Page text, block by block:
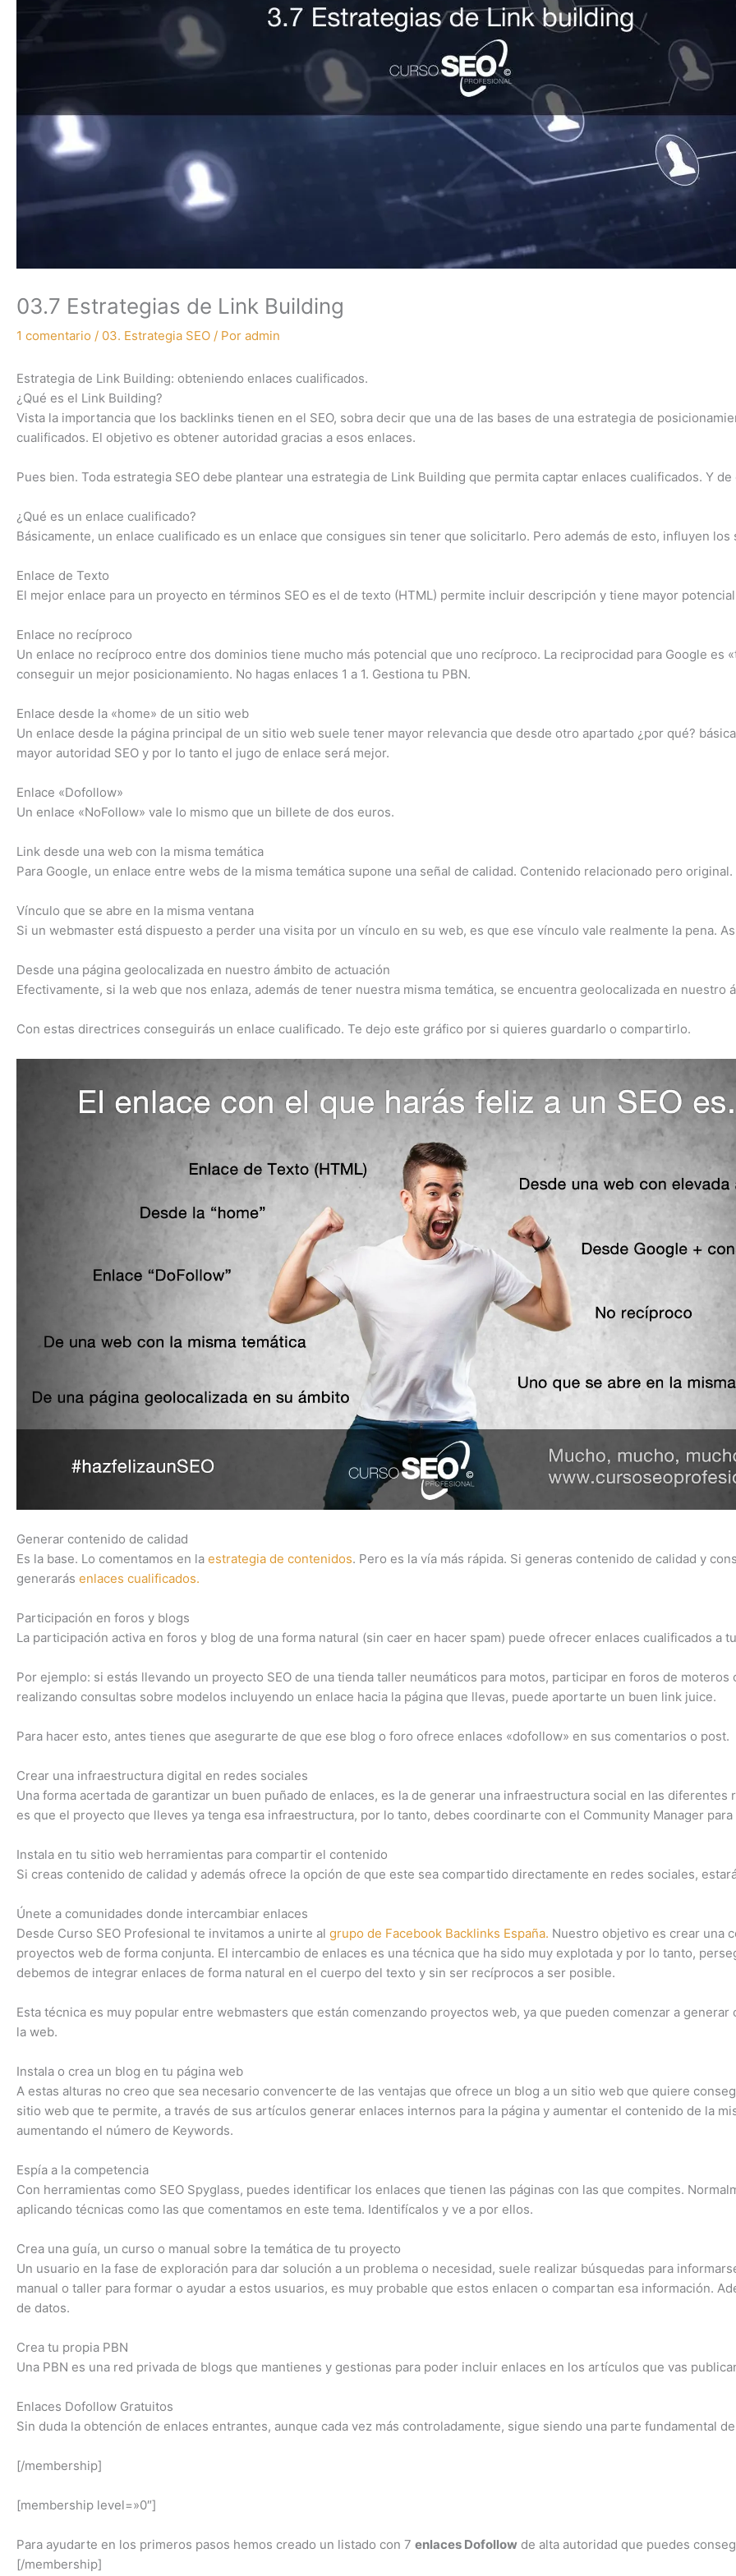
03.7 Estrategias de Link Building
1 comentario / 03. Estrategia SEO / Por admin
Estrategia de Link Building: obteniendo enlaces cualificados.
¿Qué es el Link Building?
Vista la importancia que los backlinks tienen en el SEO, sobra decir que una de las bases de una estrategia de
cualificados. El objetivo es obtener autoridad gracias a esos enlaces.
Pues bien. Toda estrategia SEO debe plantear una estrategia de Link Building que permita captar enlaces cualificados. Y
¿Qué es un enlace cualificado?
Básicamente, un enlace cualificado es un enlace que consigues sin tener que solicitarlo. Pero además de esto, influyen
Enlace de Texto
El mejor enlace para un proyecto en términos SEO es el de texto (HTML) permite incluir descripción y tiene mayor
Enlace no recíproco
Un enlace no recíproco entre dos dominios tiene mucho más potencial que uno recíproco. La reciprocidad para Google es
conseguir un mejor posicionamiento. No hagas enlaces 1 a 1. Gestiona tu PBN.
Enlace desde la «home» de un sitio web
Un enlace desde la página principal de un sitio web suele tener mayor relevancia que desde otro apartado ¿por qué?
mayor autoridad SEO y por lo tanto el jugo de enlace será mejor.
Enlace «Dofollow»
Un enlace «NoFollow» vale lo mismo que un billete de dos euros.
Link desde una web con la misma temática
Para Google, un enlace entre webs de la misma temática supone una señal de calidad. Contenido relacionado pero
Vínculo que se abre en la misma ventana
Si un webmaster está dispuesto a perder una visita por un vínculo en su web, es que ese vínculo vale realmente la pena.
Desde una página geolocalizada en nuestro ámbito de actuación
Efectivamente, si la web que nos enlaza, además de tener nuestra misma temática, se encuentra geolocalizada en
Con estas directrices conseguirás un enlace cualificado. Te dejo este gráfico por si quieres guardarlo o compartirlo.
Generar contenido de calidad
Es la base. Lo comentamos en la estrategia de contenidos. Pero es la vía más rápida. Si generas contenido de calidad y
generarás enlaces cualificados.
Participación en foros y blogs
La participación activa en foros y blog de una forma natural (sin caer en hacer spam) puede ofrecer enlaces cualificados a
Por ejemplo: si estás llevando un proyecto SEO de una tienda taller neumáticos para motos, participar en foros de
realizando consultas sobre modelos incluyendo un enlace hacia la página que llevas, puede aportarte un buen link juice.
Para hacer esto, antes tienes que asegurarte de que ese blog o foro ofrece enlaces «dofollow» en sus comentarios o post.
Crear una infraestructura digital en redes sociales
Una forma acertada de garantizar un buen puñado de enlaces, es la de generar una infraestructura social en las
es que el proyecto que lleves ya tenga esa infraestructura, por lo tanto, debes coordinarte con el Community Manager
Instala en tu sitio web herramientas para compartir el contenido
Si creas contenido de calidad y además ofrece la opción de que este sea compartido directamente en redes sociales,
Únete a comunidades donde intercambiar enlaces
Desde Curso SEO Profesional te invitamos a unirte al grupo de Facebook Backlinks España. Nuestro objetivo es crear una
proyectos web de forma conjunta. El intercambio de enlaces es una técnica que ha sido muy explotada y por lo tanto,
debemos de integrar enlaces de forma natural en el cuerpo del texto y sin ser recíprocos a ser posible.
Esta técnica es muy popular entre webmasters que están comenzando proyectos web, ya que pueden comenzar a
la web.
Instala o crea un blog en tu página web
A estas alturas no creo que sea necesario convencerte de las ventajas que ofrece un blog a un sitio web que quiere
sitio web que te permite, a través de sus artículos generar enlaces internos para la página y aumentar el contenido de la
aumentando el número de Keywords.
Espía a la competencia
Con herramientas como SEO Spyglass, puedes identificar los enlaces que tienen las páginas con las que compites.
aplicando técnicas como las que comentamos en este tema. Identifícalos y ve a por ellos.
Crea una guía, un curso o manual sobre la temática de tu proyecto
Un usuario en la fase de exploración para dar solución a un problema o necesidad, suele realizar búsquedas para
manual o taller para formar o ayudar a estos usuarios, es muy probable que estos enlacen o compartan esa información.
de datos.
Crea tu propia PBN
Una PBN es una red privada de blogs que mantienes y gestionas para poder incluir enlaces en los artículos que vas
Enlaces Dofollow Gratuitos
Sin duda la obtención de enlaces entrantes, aunque cada vez más controladamente, sigue siendo una parte fundamental
[/membership]
[membership level=»0″]
Para ayudarte en los primeros pasos hemos creado un listado con 7 enlaces Dofollow de alta autoridad que puedes
[/membership]